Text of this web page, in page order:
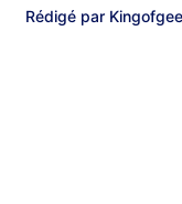
Rédigé par